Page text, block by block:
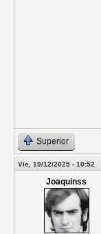
Superior
Vie, 19/12/2025 - 10:52
Joaquinss